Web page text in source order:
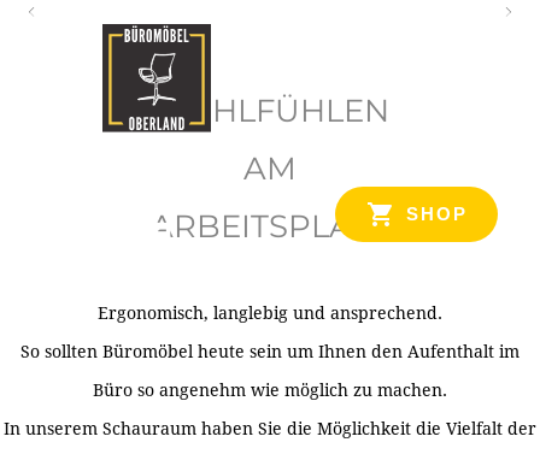
SHOP
WOHLFÜHLEN
AM
ARBEITSPLATZ
Ergonomisch, langlebig und ansprechend.
So sollten Büromöbel heute sein um Ihnen den Aufenthalt im
Büro so angenehm wie möglich zu machen.
In unserem Schauraum haben Sie die Möglichkeit die Vielfalt der